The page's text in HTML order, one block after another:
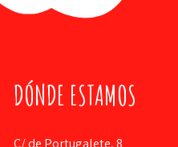
DÓNDE ESTAMOS
C/ de Portugalete, 8